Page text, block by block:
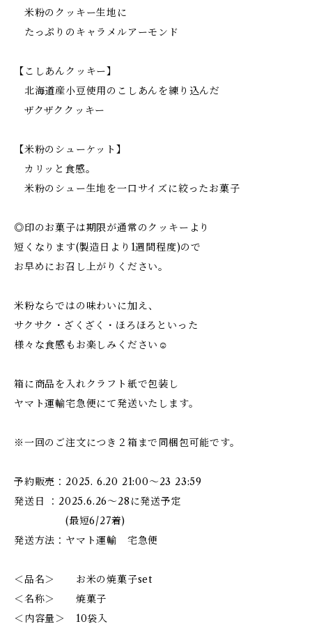
米粉のクッキー生地に
たっぷりのキャラメルアーモンド
【こしあんクッキー】
北海道産小豆使用のこしあんを練り込んだ
ザクザククッキー
【米粉のシューケット】
カリッと食感。
米粉のシュー生地を一口サイズに絞ったお菓子
◎印のお菓子は期限が通常のクッキーより
短くなります(製造日より1週間程度)ので
お早めにお召し上がりください。
米粉ならではの味わいに加え、
サクサク・ざくざく・ほろほろといった
様々な食感もお楽しみください☺
箱に商品を入れクラフト紙で包装し
ヤマト運輸宅急便にて発送いたします。
※一回のご注文につき２箱まで同梱包可能です。
予約販売：2025. 6.20 21:00～23 23:59
発送日 ：2025.6.26～28に発送予定
(最短6/27着)
発送方法：ヤマト運輸 宅急便
＜品名＞ お米の焼菓子set
＜名称＞ 焼菓子
＜内容量＞ 10袋入